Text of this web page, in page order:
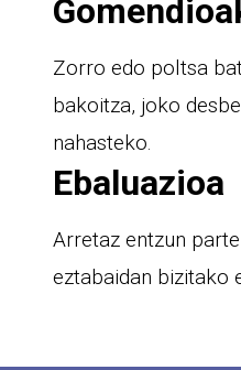
Zorro edo poltsa
bakoitza, joko
nahasteko.
Ebaluazioa
Arretaz entzun
eztabaidan bizitako